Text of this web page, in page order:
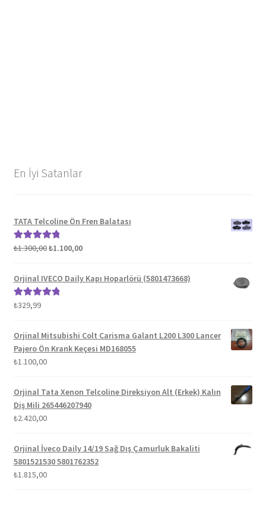
En İyi Satanlar
TATA Telcoline Ön Fren Balatası
5 üzerinden
₺1.300,00Orijinal
₺1.300,00.
₺1.100,00Şu
fiyat:
₺1.100,00.
Orjinal IVECO Daily Kapı Hoparlörü (5801473668)
5 üzerinden
₺329,99
Orjinal Mitsubishi Colt Carisma Galant L200 L300 Lancer
Pajero Ön Krank Keçesi MD168055
₺1.100,00
Orjinal Tata Xenon Telcoline Direksiyon Alt (Erkek) Kalın
Diş Mili 265446207940
₺2.420,00
Orjinal İveco Daily 14/19 Sağ Dış Çamurluk Bakaliti
5801521530 5801762352
₺1.815,00